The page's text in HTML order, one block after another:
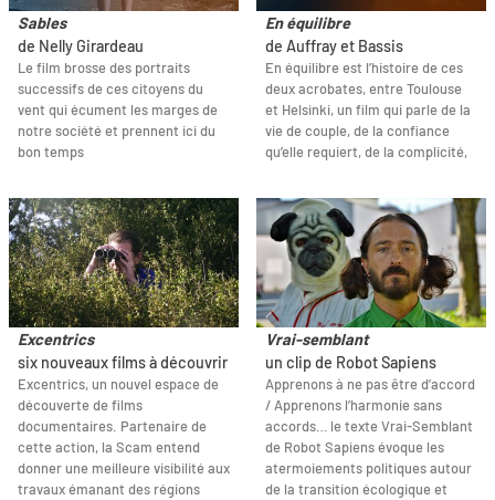
Sables
de Nelly Girardeau
Le film brosse des portraits
successifs de ces citoyens du
vent qui écument les marges de
notre société et prennent ici du
bon temps
En équilibre
de Auffray et Bassis
En équilibre est l’histoire de ces
deux acrobates, entre Toulouse
et Helsinki, un film qui parle de la
vie de couple, de la confiance
qu’elle requiert, de la complicité,
Excentrics
six nouveaux films à découvrir
Excentrics, un nouvel espace de
découverte de films
documentaires. Partenaire de
cette action, la Scam entend
donner une meilleure visibilité aux
travaux émanant des régions
Vrai-semblant
un clip de Robot Sapiens
Apprenons à ne pas être d’accord
/ Apprenons l’harmonie sans
accords… le texte Vrai-Semblant
de Robot Sapiens évoque les
atermoiements politiques autour
de la transition écologique et